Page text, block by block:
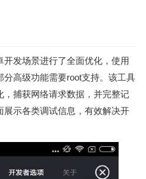
发场景进行了全面优化，使用
高级功能需要root支持。该工具
捕获网络请求数据，并完整记
示各类调试信息，有效解决开